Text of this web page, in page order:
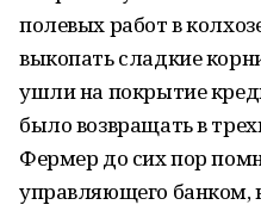
полевых работ в
выкопать сладкие
ушли на покрытие
было возвращать в
Фермер до сих пор
управляющего банком,